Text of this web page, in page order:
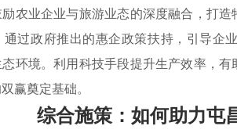
农业企业与旅游业态的深度融合，打
过政府推出的惠企政策扶持，引导企
环境。利用科技手段提升生产效率，
赢奠定基础。
综合施策：如何助力屯